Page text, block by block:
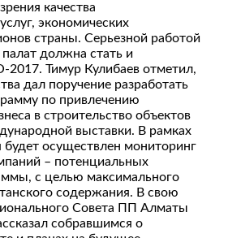
качества
экономических
страны. Серьезной работой
должна стать и
2017. Тимур Кулибаев отметил,
дал поручение разработать
по привлечению
в строительство объектов
выставки. В рамках
будет осуществлен мониторинг
– потенциальных
с целью максимального
содержания. В свою
Совета ПП Алматы
собравшимся о